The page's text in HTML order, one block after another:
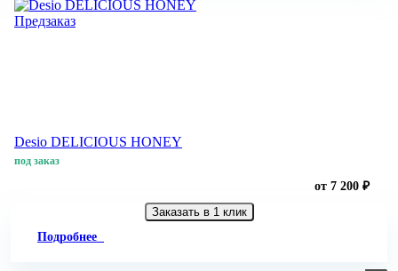
Предзаказ
Desio DELICIOUS HONEY
под заказ
от 7 200 ₽
Заказать в 1 клик
Подробнее